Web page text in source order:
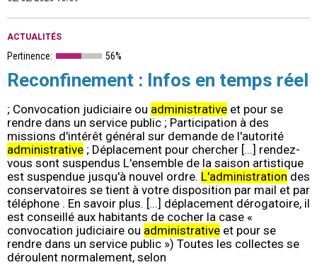
ACTUALITÉS
Pertinence: 56%
Reconfinement : Infos en temps réel
; Convocation judiciaire ou administrative et pour se
rendre dans un service public ; Participation à des
missions d'intérêt général sur demande de l'autorité
administrative ; Déplacement pour chercher [...] rendez-
vous sont suspendus L'ensemble de la saison artistique
est suspendue jusqu'à nouvel ordre. L'administration des
conservatoires se tient à votre disposition par mail et par
téléphone . En savoir plus. [...] déplacement dérogatoire, il
est conseillé aux habitants de cocher la case «
convocation judiciaire ou administrative et pour se
rendre dans un service public ») Toutes les collectes se
déroulent normalement, selon